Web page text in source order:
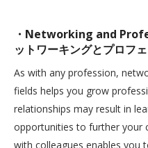
・Networking and
ットワーキングとプロフ
As with any profession,
fields helps you grow
relationships may result in
opportunities to further your
with colleagues enables you